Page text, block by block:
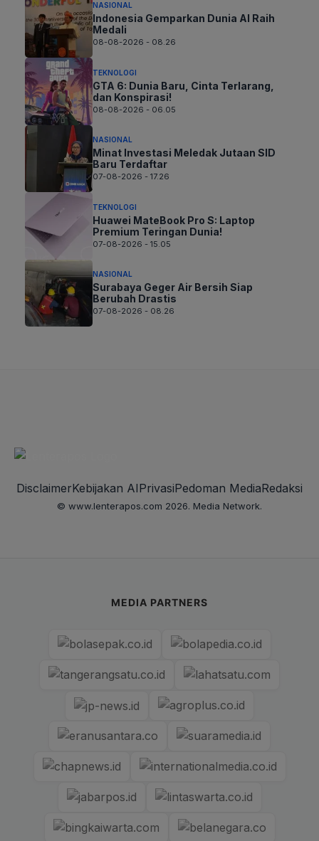
NASIONAL
Indonesia Gemparkan Dunia AI Raih
Medali
08-08-2026 - 08.26
TEKNOLOGI
GTA 6: Dunia Baru, Cinta Terlarang,
dan Konspirasi!
08-08-2026 - 06.05
NASIONAL
Minat Investasi Meledak Jutaan SID
Baru Terdaftar
07-08-2026 - 17.26
TEKNOLOGI
Huawei MateBook Pro S: Laptop
Premium Teringan Dunia!
07-08-2026 - 15.05
NASIONAL
Surabaya Geger Air Bersih Siap
Berubah Drastis
07-08-2026 - 08.26
DisclaimerKebijakan AIPrivasiPedoman MediaRedaksi
© www.lenterapos.com 2026. Media Network.
MEDIA PARTNERS